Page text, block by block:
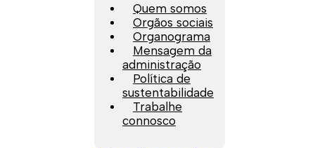
Quem somos
Orgãos sociais
Organograma
Mensagem da
administração
Política de
sustentabilidade
Trabalhe
connosco